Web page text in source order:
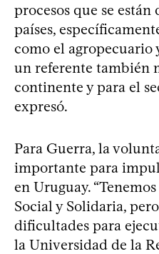
procesos que se
países,
como el agropecuario
un referente también
continente y para el
expresó.
Para Guerra, la
importante para
en Uruguay.
Social y Solidaria,
dificultades para
la Universidad de la